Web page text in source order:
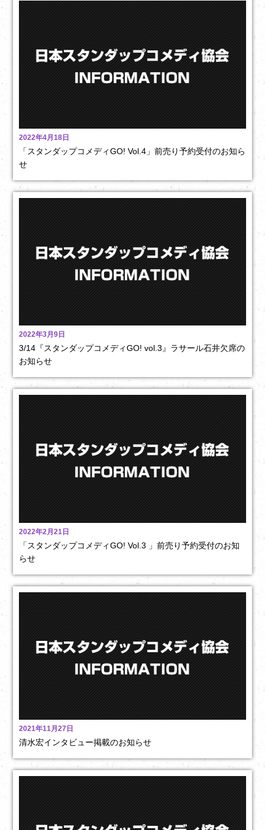
2022年4月18日
「スタンダップコメディGO! Vol.4」前売り予約受付のお知ら
せ
2022年3月9日
3/14『スタンダップコメディGO! vol.3』ラサール石井欠席の
お知らせ
2022年2月21日
「スタンダップコメディGO! Vol.3 」前売り予約受付のお知
らせ
2021年11月27日
清水宏インタビュー掲載のお知らせ